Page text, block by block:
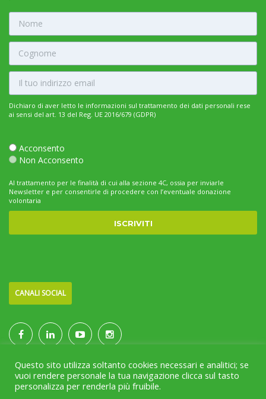
Dichiaro di aver letto le informazioni sul trattamento dei dati personali rese
ai sensi del art. 13 del Reg. UE 2016/679 (GDPR)
Acconsento
Non Acconsento
Al trattamento per le finalità di cui alla sezione 4C, ossia per inviarle
Newsletter e per consentirle di procedere con l’eventuale donazione
volontaria
CANALI SOCIAL
Questo sito utilizza soltanto cookies necessari e analitici; se
vuoi rendere personale la tua navigazione clicca sul tasto
personalizza per renderla più fruibile.